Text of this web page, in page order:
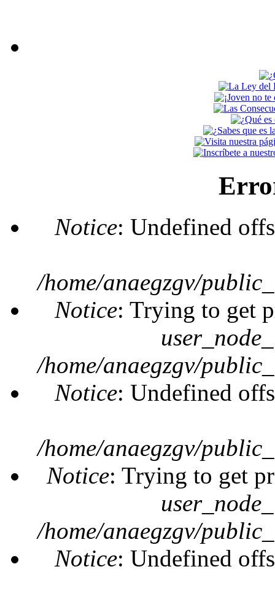
Notice: Undefined
/home/anaegzgv/
Notice: Trying to get
/home/anaegzgv/
Notice: Undefined
/home/anaegzgv/
Notice: Trying to get
/home/anaegzgv/
Notice: Undefined